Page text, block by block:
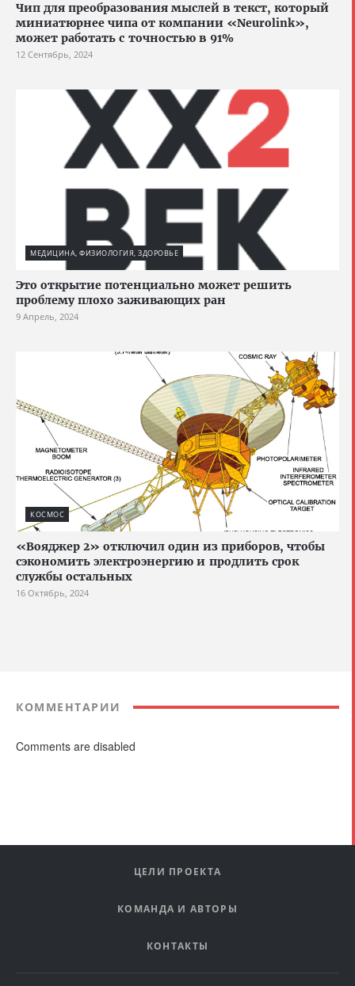
Чип для преобразования мыслей в текст, который
миниатюрнее чипа от компании «Neurolink»,
может работать с точностью в 91%
12 Сентябрь, 2024
МЕДИЦИНА, ФИЗИОЛОГИЯ, ЗДОРОВЬЕ
Это открытие потенциально может решить
проблему плохо заживающих ран
9 Апрель, 2024
КОСМОС
«Вояджер 2» отключил один из приборов, чтобы
сэкономить электроэнергию и продлить срок
службы остальных
16 Октябрь, 2024
КОММЕНТАРИИ
Comments are disabled
ЦЕЛИ ПРОЕКТА
КОМАНДА И АВТОРЫ
КОНТАКТЫ